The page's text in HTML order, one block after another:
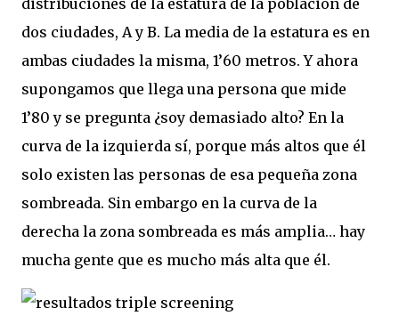
distribuciones de la estatura de la población de
dos ciudades, A y B. La media de la estatura es en
ambas ciudades la misma, 1’60 metros. Y ahora
supongamos que llega una persona que mide
1’80 y se pregunta ¿soy demasiado alto? En la
curva de la izquierda sí, porque más altos que él
solo existen las personas de esa pequeña zona
sombreada. Sin embargo en la curva de la
derecha la zona sombreada es más amplia… hay
mucha gente que es mucho más alta que él.